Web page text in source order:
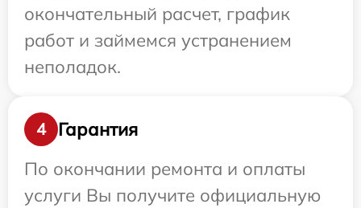
окончательный расчет, график
работ и займемся устранением
неполадок.
4
Гарантия
По окончании ремонта и оплаты
услуги Вы получите официальную